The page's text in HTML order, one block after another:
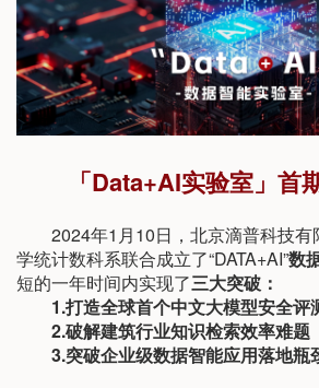
「Data+AI实验室」首
2024年1月10日，北京滴普科技有
学统计数科系联合成立了“DATA+AI”数
短的一年时间内实现了三大突破：
1.打造全球首个中文大模型安全评
2.破解建筑行业知识检索效率难题
3.突破企业级数据智能应用落地瓶